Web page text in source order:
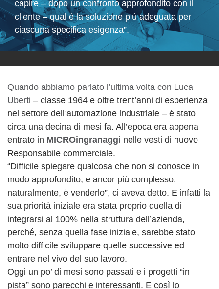
capire – dopo un confronto approfondito con il
cliente – qual è la soluzione più adeguata per
ciascuna specifica esigenza”.
Quando abbiamo parlato l’ultima volta con Luca
Uberti – classe 1964 e oltre trent’anni di esperienza
nel settore dell’automazione industriale – è stato
circa una decina di mesi fa. All’epoca era appena
entrato in MICROingranaggi nelle vesti di nuovo
Responsabile commerciale.
“Difficile spiegare qualcosa che non si conosce in
modo approfondito, e ancor più complesso,
naturalmente, è venderlo”, ci aveva detto. E infatti la
sua priorità iniziale era stata proprio quella di
integrarsi al 100% nella struttura dell’azienda,
perché, senza quella fase iniziale, sarebbe stato
molto difficile sviluppare quelle successive ed
entrare nel vivo del suo lavoro.
Oggi un po’ di mesi sono passati e i progetti “in
pista” sono parecchi e interessanti. E così lo